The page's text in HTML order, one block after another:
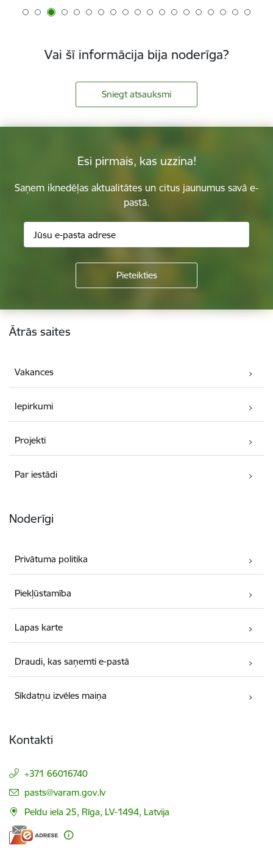
Vai šī informācija bija noderīga?
Sniegt atsauksmi
Esi pirmais, kas uzzina!
Saņem iknedēļas aktualitātes un citus jaunumus savā e-
pastā.
Kājene
Ātrās saites
Vakances
Iepirkumi
Projekti
Par iestādi
Noderīgi
Privātuma politika
Piekļūstamība
Lapas karte
Draudi, kas saņemti e-pastā
Sīkdatņu izvēles maiņa
Kontakti
+371 66016740
E-pasts:
pasts@varam.gov.lv
Peldu iela 25, Rīga, LV-1494, Latvija